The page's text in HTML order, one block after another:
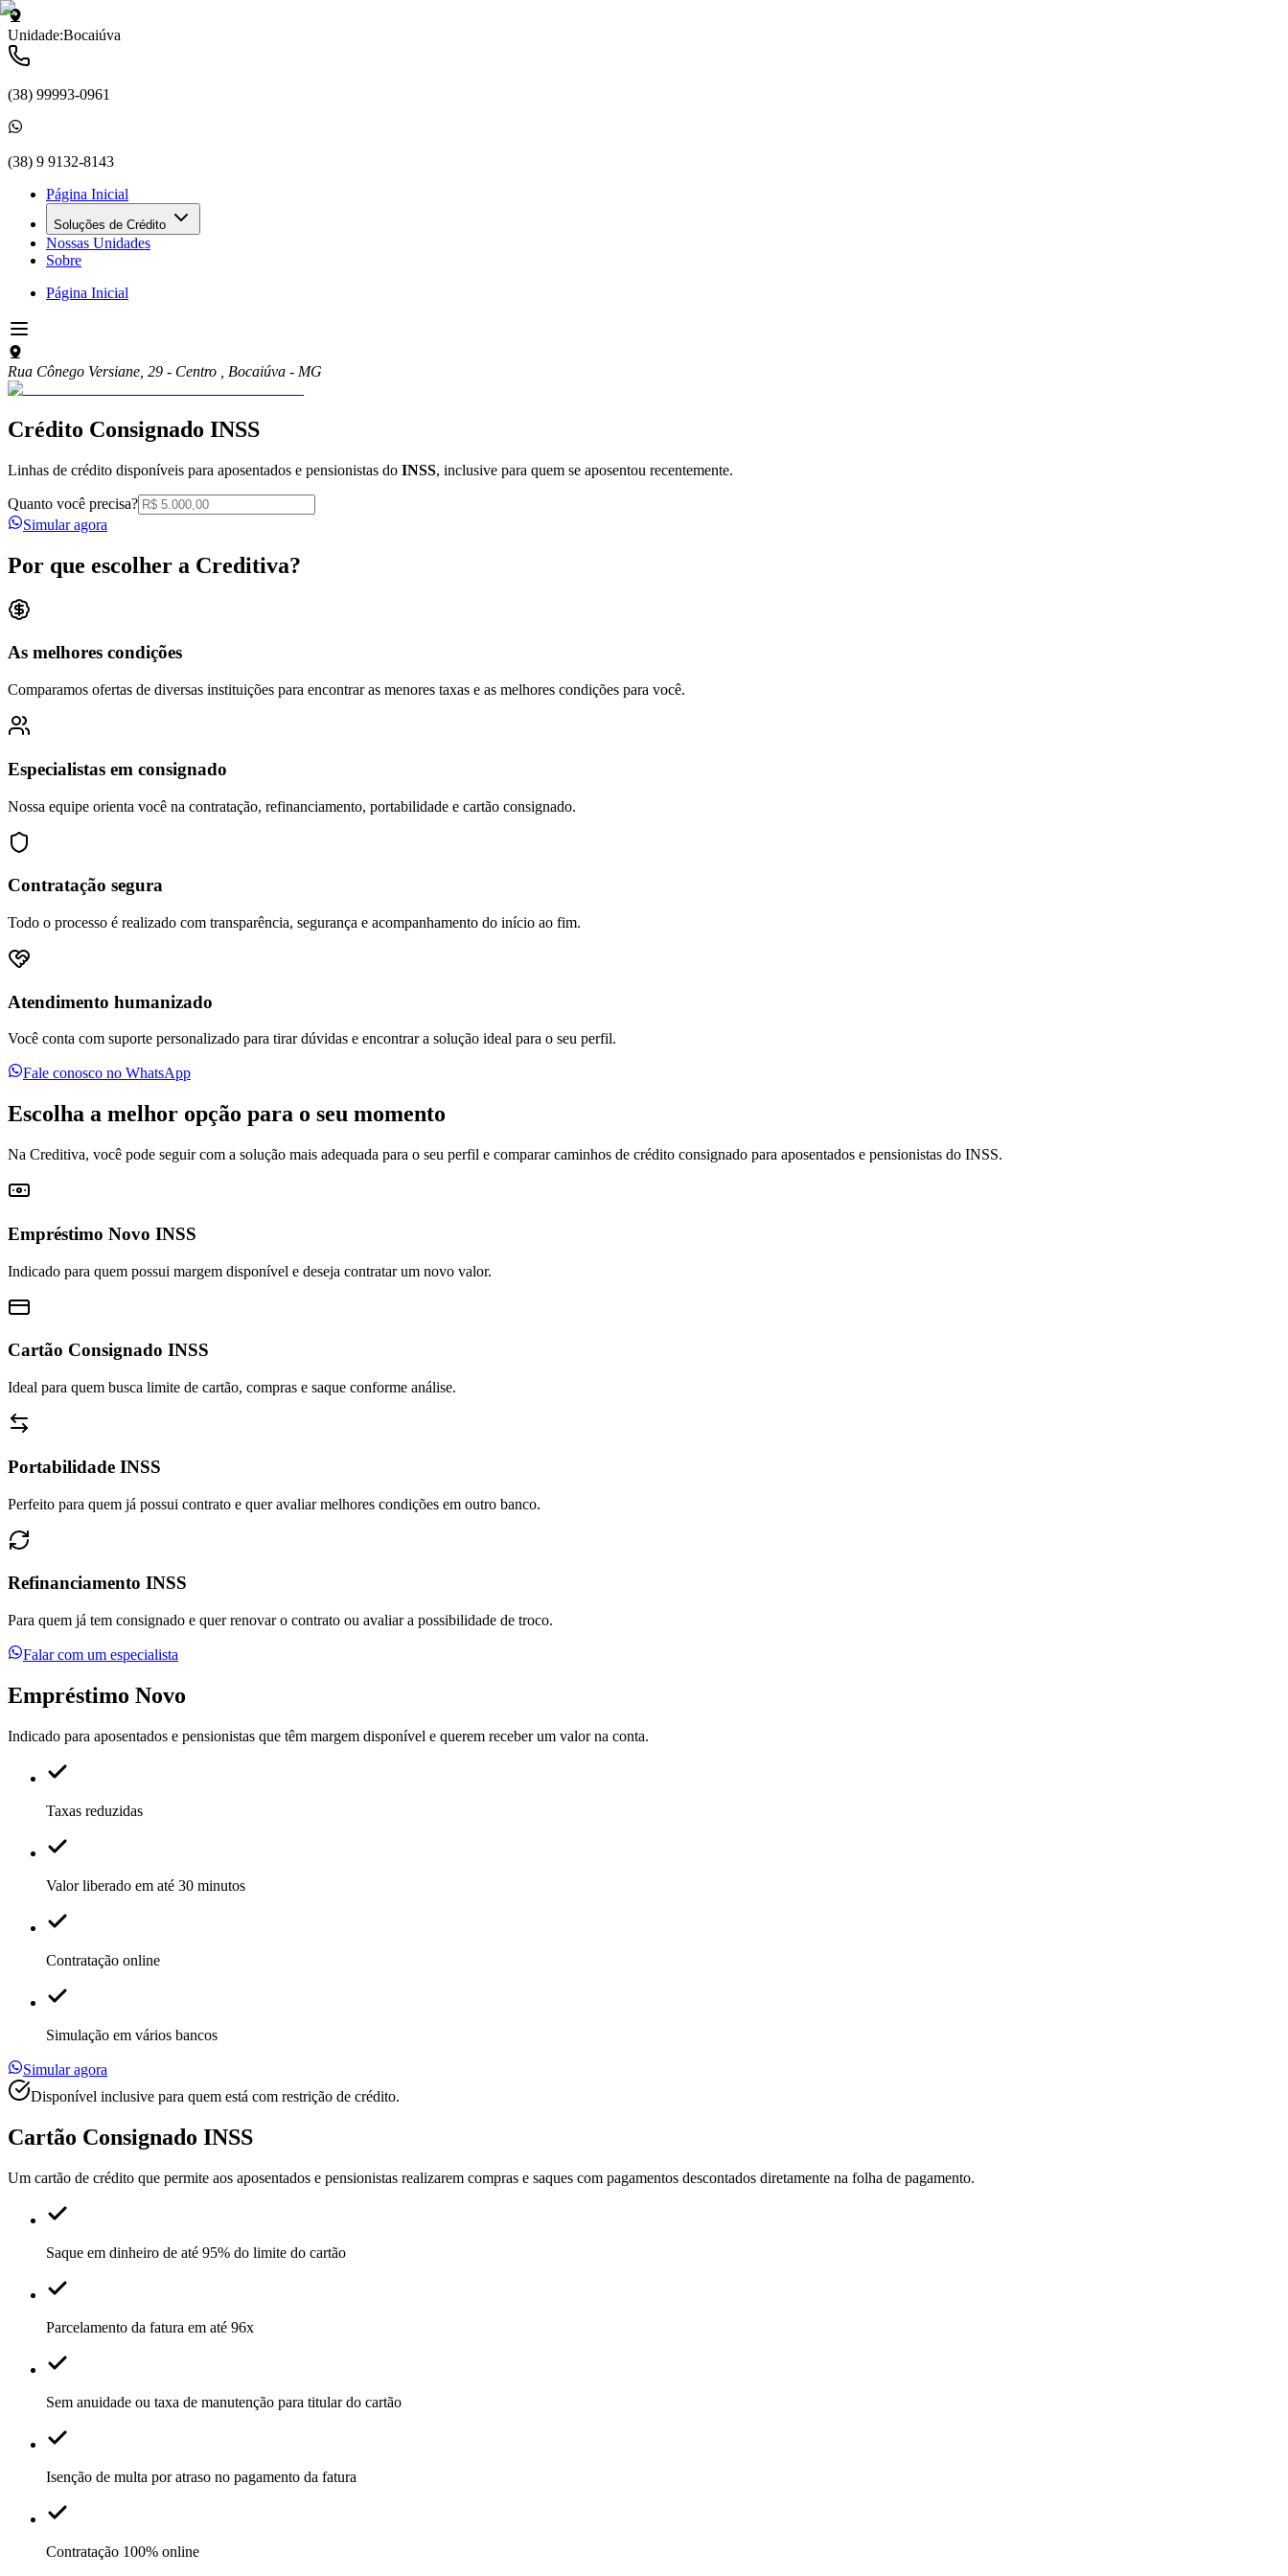
Unidade:Bocaiúva
(38) 99993-0961
(38) 9 9132-8143
Página Inicial
Soluções de Crédito
Nossas Unidades
Sobre
Página Inicial
Rua Cônego Versiane, 29 - Centro Bocaiúva - MG
Crédito Consignado INSS
Linhas de crédito disponíveis para aposentados e pensionistas do INSS, inclusive para quem se aposentou recentemente.
Quanto você precisa?
Simular agora
Por que escolher a Creditiva?
As melhores condições
Comparamos ofertas de diversas instituições para encontrar as menores taxas e as melhores condições para você.
Especialistas em consignado
Nossa equipe orienta você na contratação, refinanciamento, portabilidade e cartão consignado.
Contratação segura
Todo o processo é realizado com transparência, segurança e acompanhamento do início ao fim.
Atendimento humanizado
Você conta com suporte personalizado para tirar dúvidas e encontrar a solução ideal para o seu perfil.
Fale conosco no WhatsApp
Escolha a melhor opção para o seu momento
Na Creditiva, você pode seguir com a solução mais adequada para o seu perfil e comparar caminhos de crédito consignado para aposentados e pensionistas do INSS.
Empréstimo Novo INSS
Indicado para quem possui margem disponível e deseja contratar um novo valor.
Cartão Consignado INSS
Ideal para quem busca limite de cartão, compras e saque conforme análise.
Portabilidade INSS
Perfeito para quem já possui contrato e quer avaliar melhores condições em outro banco.
Refinanciamento INSS
Para quem já tem consignado e quer renovar o contrato ou avaliar a possibilidade de troco.
Falar com um especialista
Empréstimo Novo
Indicado para aposentados e pensionistas que têm margem disponível e querem receber um valor na conta.
Taxas reduzidas
Valor liberado em até 30 minutos
Contratação online
Simulação em vários bancos
Simular agora
Disponível inclusive para quem está com restrição de crédito.
Cartão Consignado INSS
Um cartão de crédito que permite aos aposentados e pensionistas realizarem compras e saques com pagamentos descontados diretamente na folha de pagamento.
Saque em dinheiro de até 95% do limite do cartão
Parcelamento da fatura em até 96x
Sem anuidade ou taxa de manutenção para titular do cartão
Isenção de multa por atraso no pagamento da fatura
Contratação 100% online